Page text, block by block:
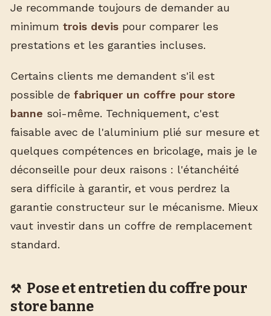
Je recommande toujours de demander au
minimum trois devis pour comparer les
prestations et les garanties incluses.
Certains clients me demandent s'il est
possible de fabriquer un coffre pour store
banne soi-même. Techniquement, c'est
faisable avec de l'aluminium plié sur mesure et
quelques compétences en bricolage, mais je le
déconseille pour deux raisons : l'étanchéité
sera difficile à garantir, et vous perdrez la
garantie constructeur sur le mécanisme. Mieux
vaut investir dans un coffre de remplacement
standard.
Pose et entretien du coffre pour
store banne